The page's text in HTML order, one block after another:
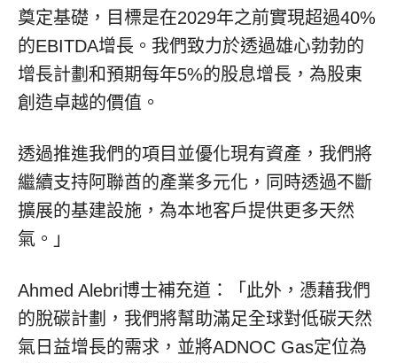
奠定基礎，目標是在2029年之前實現超過40%
的EBITDA增長。我們致力於透過雄心勃勃的
增長計劃和預期每年5%的股息增長，為股東
創造卓越的價值。
透過推進我們的項目並優化現有資產，我們將
繼續支持阿聯酋的產業多元化，同時透過不斷
擴展的基建設施，為本地客戶提供更多天然
氣。」
Ahmed Alebri博士補充道：「此外，憑藉我們
的脫碳計劃，我們將幫助滿足全球對低碳天然
氣日益增長的需求，並將ADNOC Gas定位為